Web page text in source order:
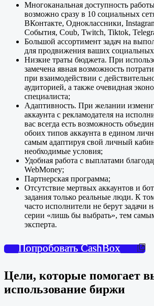
Многоканальная доступность
возможно сразу в 10 социальных
ВКонтакте, Одноклассники,
События, Coub, Twitch, Tiktok,
Большой ассортимент задач на
для продвижения ваших социальных
Низкие траты бюджета. При
замечена явная возможность
при взаимодействии с
аудиторией, а также очевидная
специалиста;
Адаптивность. При желании
аккаунта с рекламодателя на
вас всегда есть возможность
обоих типов аккаунта в едином
самым адаптируя свой личный
необходимые условия;
Удобная работа с выплатами
WebMoney;
Партнерская программа;
Отсутствие мертвых аккаунтов и
задания только реальные люди. К
часто исполнители не берут задачи
серии «лишь бы выбрать», тем
эксперта.
Попробовать CashBox
Цели, которые помогает
использование биржи